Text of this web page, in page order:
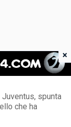
spunta
che ha
×